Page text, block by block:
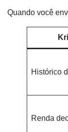
Quando você
Histórico
Renda